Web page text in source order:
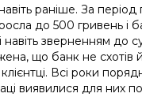
раніше. За період
до 500 гривень і
навіть зверненням до
що банк не схотів
клієнтці. Всі роки
виявилися для них